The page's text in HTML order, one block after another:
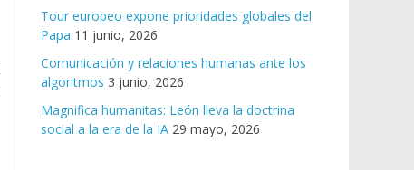
Tour europeo expone prioridades globales del
Papa 11 junio, 2026
Comunicación y relaciones humanas ante los
algoritmos 3 junio, 2026
Magnifica humanitas: León lleva la doctrina
social a la era de la IA 29 mayo, 2026